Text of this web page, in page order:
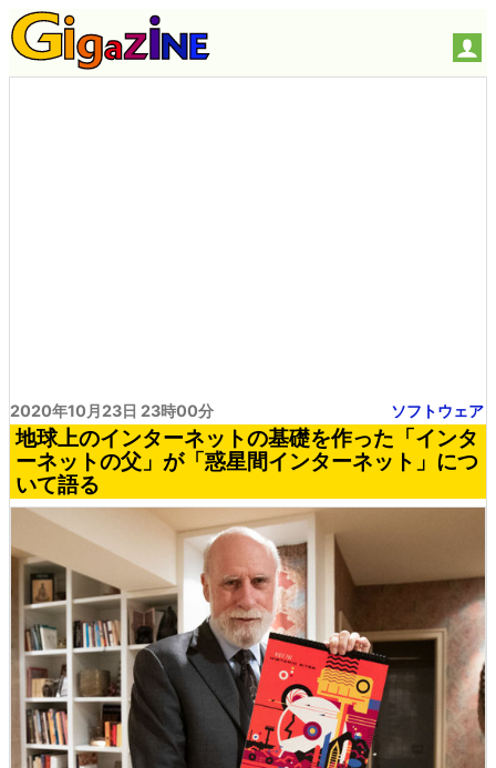
2020年10月23日 23時00分 ソフトウェア
地球上のインターネットの基礎を作った「インタ
ーネットの父」が「惑星間インターネット」につ
いて語る